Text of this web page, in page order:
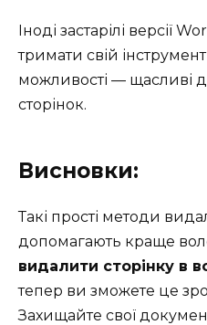
Іноді застарілі версії
тримати свій
можливості — щасливі
сторінок.
Висновки:
Такі прості методи
допомагають краще
видалити сторінку в
тепер ви зможете це
Захищайте свої